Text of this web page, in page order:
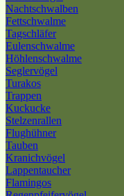
Nachtschwalben
Fettschwalme
Tagschläfer
Eulenschwalme
Höhlenschwalme
Seglervögel
Turakos
Trappen
Kuckucke
Stelzenrallen
Flughühner
Tauben
Kranichvögel
Lappentaucher
Flamingos